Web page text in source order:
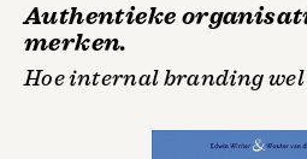
Authentieke
merken.
Hoe internal branding